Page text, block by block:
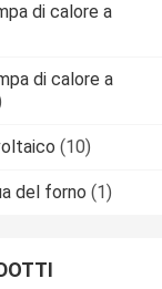
di calore a
di calore a
(10)
del forno (1)